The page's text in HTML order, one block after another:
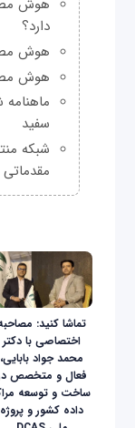
دارد؟
هوش
هوش
سفید
شبکه
تماشا کنید:
اختصاصی با دکتر
محمد جواد بابایی،
فعال و متخصص
ساخت و توسعه
داده کشور و پروژه